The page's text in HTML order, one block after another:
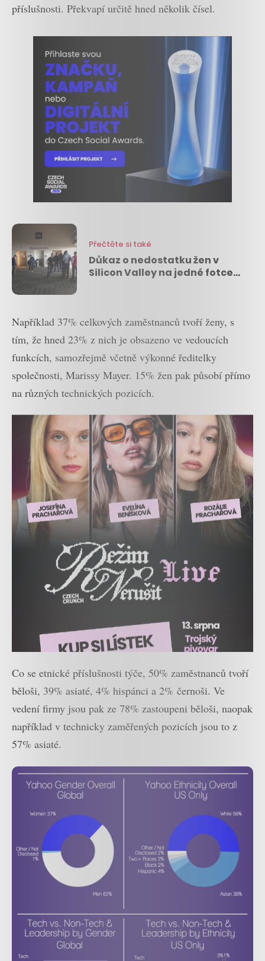
příslušnosti. Překvapí určitě hned několik čísel.
Přečtěte si také
Důkaz o nedostatku žen v
Silicon Valley na jedné fotce…
Například 37% celkových zaměstnanců tvoří ženy, s
tím, že hned 23% z nich je obsazeno ve vedoucích
funkcích, samozřejmě včetně výkonné ředitelky
společnosti, Marissy Mayer. 15% žen pak působí přímo
na různých technických pozicích.
Co se etnické příslušnosti týče, 50% zaměstnanců tvoří
běloši, 39% asiaté, 4% hispánci a 2% černoši. Ve
vedení firmy jsou pak ze 78% zastoupeni běloši, naopak
například v technicky zaměřených pozicích jsou to z
57% asiaté.